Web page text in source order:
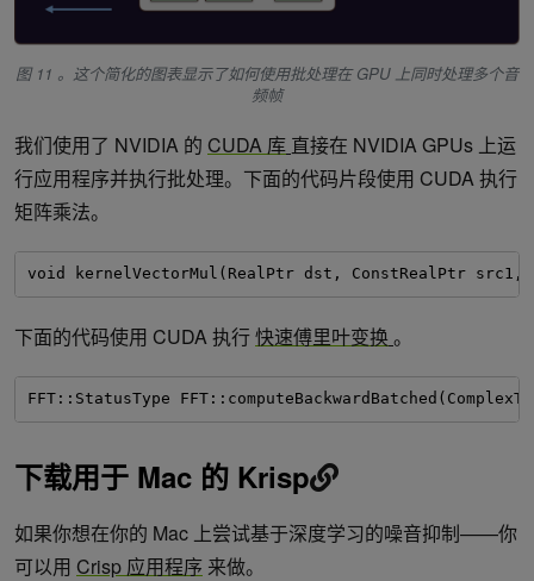
图 11 。这个简化的图表显示了如何使用批处理在 GPU 上同时处理多个音
频帧
我们使用了 NVIDIA 的 CUDA 库 直接在 NVIDIA GPUs 上运
行应用程序并执行批处理。下面的代码片段使用 CUDA 执行
矩阵乘法。
void kernelVectorMul(RealPtr dst, ConstRealPtr
下面的代码使用 CUDA 执行快速傅里叶变换 。
FFT::StatusType
下载用于 Mac 的 Krisp
如果你想在你的 Mac 上尝试基于深度学习的噪音抑制——你
可以用 Crisp 应用程序 来做。